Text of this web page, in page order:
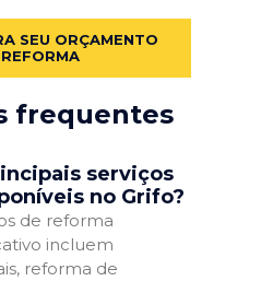
SEU ORÇAMENTO
frequentes
serviços
no Grifo?
de reforma
incluem
reforma de